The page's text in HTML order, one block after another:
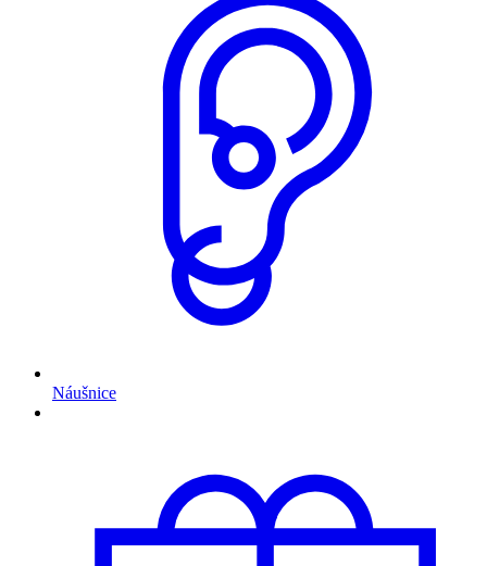
Náušnice